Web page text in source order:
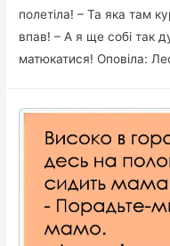
полетіла! – Та яка там
впав! – А я ще собі так
матюкатися! Оповіла: